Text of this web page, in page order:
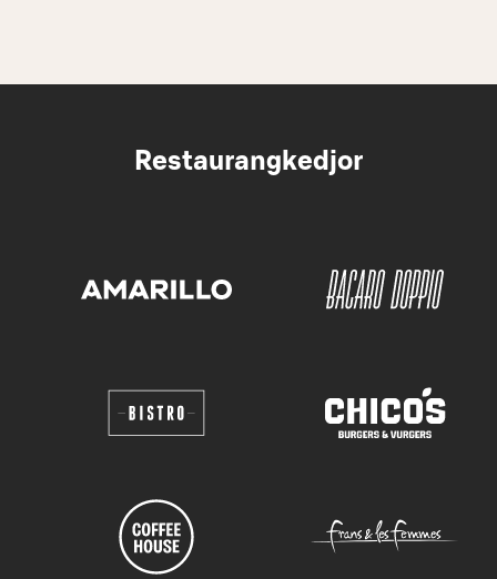
Restaurangkedjor